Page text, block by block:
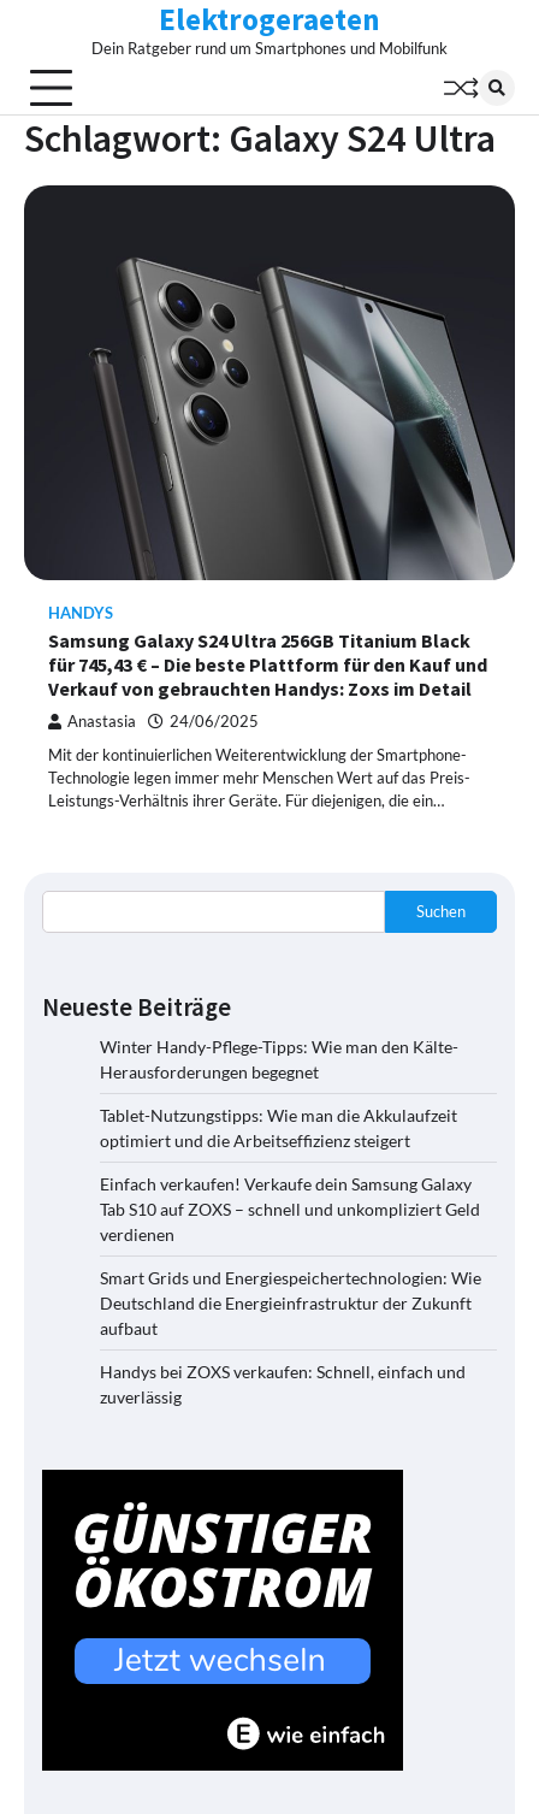
content
Elektrogeraeten
Dein Ratgeber rund um Smartphones und Mobilfunk
Schlagwort: Galaxy S24 Ultra
HANDYS
Samsung Galaxy S24 Ultra 256GB Titanium Black
für 745,43 € – Die beste Plattform für den Kauf und
Verkauf von gebrauchten Handys: Zoxs im Detail
Anastasia 24/06/2025
Mit der kontinuierlichen Weiterentwicklung der Smartphone-
Technologie legen immer mehr Menschen Wert auf das Preis-
Leistungs-Verhältnis ihrer Geräte. Für diejenigen, die ein…
Suchen
Neueste Beiträge
Winter Handy-Pflege-Tipps: Wie man den Kälte-
Herausforderungen begegnet
Tablet-Nutzungstipps: Wie man die Akkulaufzeit
optimiert und die Arbeitseffizienz steigert
Einfach verkaufen! Verkaufe dein Samsung Galaxy
Tab S10 auf ZOXS – schnell und unkompliziert Geld
verdienen
Smart Grids und Energiespeichertechnologien: Wie
Deutschland die Energieinfrastruktur der Zukunft
aufbaut
Handys bei ZOXS verkaufen: Schnell, einfach und
zuverlässig